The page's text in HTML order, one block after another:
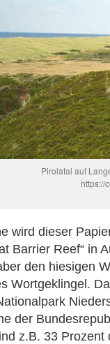
Pirolatal auf
https://
wird dieser
Barrier Reef“ in
den hiesigen
Wortgeklingel.
der
z.B. 33